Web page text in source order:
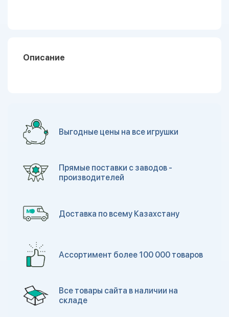
Описание
Выгодные цены на все игрушки
Прямые поставки с заводов -
производителей
Доставка по всему Казахстану
Ассортимент более 100 000 товаров
Все товары сайта в наличии на
складе